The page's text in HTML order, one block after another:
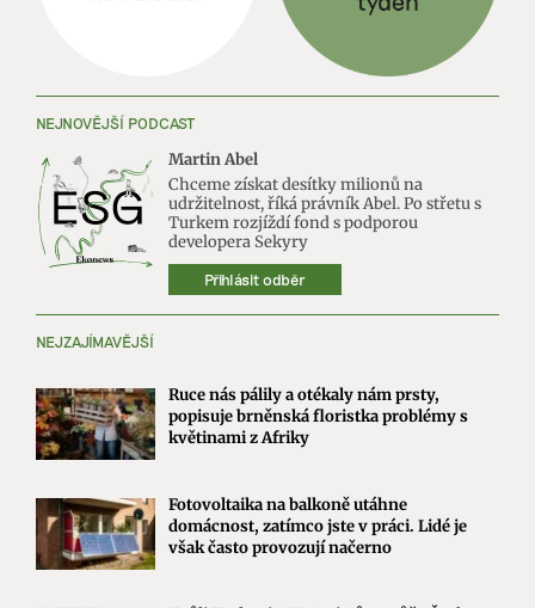
NEJNOVĚJŠÍ PODCAST
Martin Abel
Chceme získat desítky milionů na
udržitelnost, říká právník Abel. Po střetu s
Turkem rozjíždí fond s podporou
developera Sekyry
Přihlásit odběr
NEJZAJÍMAVĚJŠÍ
Ruce nás pálily a otékaly nám prsty,
popisuje brněnská floristka problémy s
květinami z Afriky
Fotovoltaika na balkoně utáhne
domácnost, zatímco jste v práci. Lidé je
však často provozují načerno